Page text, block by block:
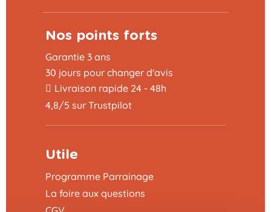
Nos points forts
Garantie 3 ans
30 jours pour changer d'avis
Livraison rapide 24 - 48h
4,8/5 sur Trustpilot
Utile
Programme Parrainage
La foire aux questions